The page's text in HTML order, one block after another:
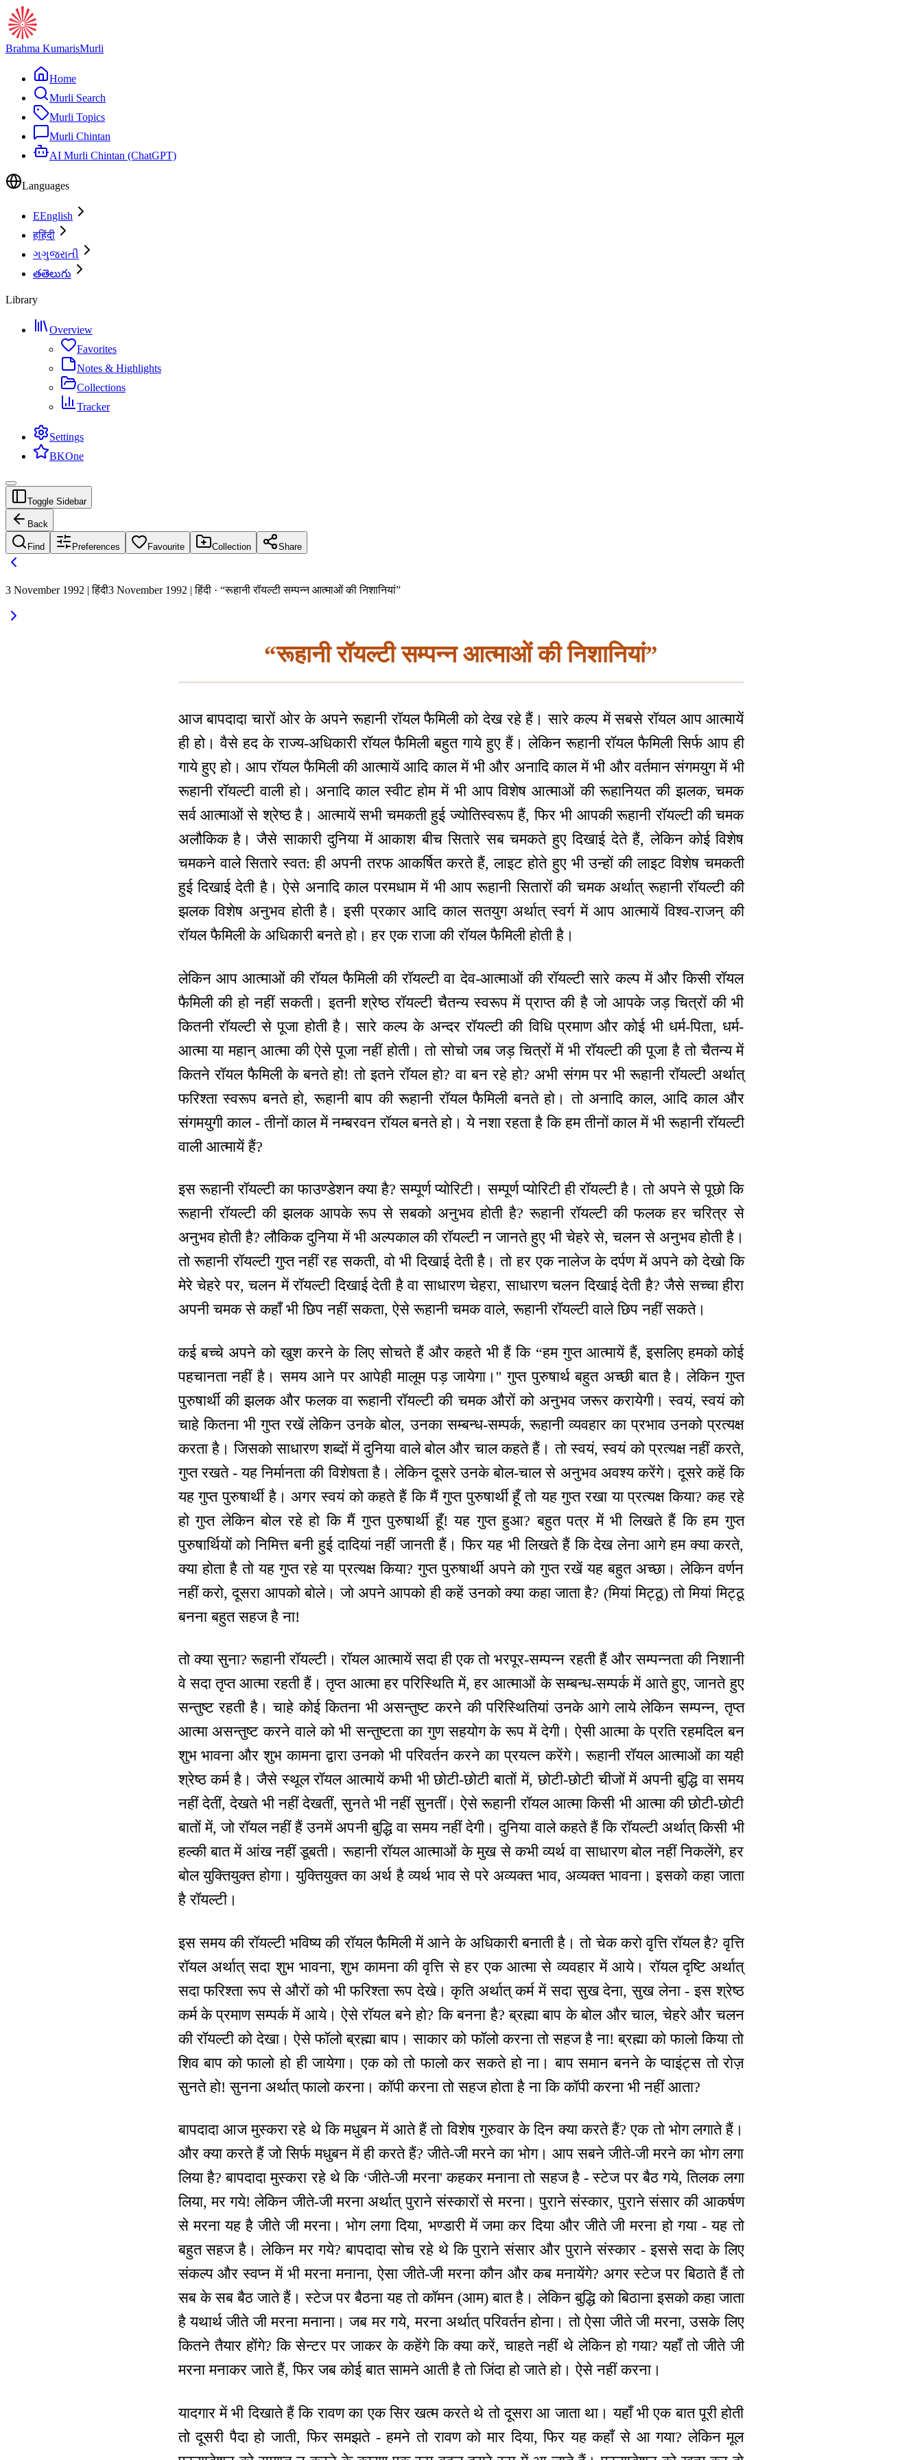
Brahma KumarisMurli
Home
Murli Search
Murli Topics
Murli Chintan
AI Murli Chintan (ChatGPT)
Languages
EEnglish
हहिंदी
ગગુજરાતી
తతెలుగు
Library
Overview
Favorites
Notes & Highlights
Collections
Tracker
Settings
BKOne
Toggle Sidebar
Back
Find Preferences Favourite Collection Share
3 November 1992 | हिंदी3 November 1992 | हिंदी · “रूहानी रॉयल्टी सम्पन्न आत्माओं की निशानियां”
“रूहानी रॉयल्टी सम्पन्न आत्माओं की निशानियां”
आज बापदादा चारों ओर के अपने रूहानी रॉयल फैमिली को देख रहे हैं। सारे कल्प में सबसे रॉयल आप आत्मायें
ही हो। वैसे हद के राज्य-अधिकारी रॉयल फैमिली बहुत गाये हुए हैं। लेकिन रूहानी रॉयल फैमिली सिर्फ आप ही
गाये हुए हो। आप रॉयल फैमिली की आत्मायें आदि काल में भी और अनादि काल में भी और वर्तमान संगमयुग में भी
रूहानी रॉयल्टी वाली हो। अनादि काल स्वीट होम में भी आप विशेष आत्माओं की रूहानियत की झलक, चमक
सर्व आत्माओं से श्रेष्ठ है। आत्मायें सभी चमकती हुई ज्योतिस्वरूप हैं, फिर भी आपकी रूहानी रॉयल्टी की चमक
अलौकिक है। जैसे साकारी दुनिया में आकाश बीच सितारे सब चमकते हुए दिखाई देते हैं, लेकिन कोई विशेष
चमकने वाले सितारे स्वत: ही अपनी तरफ आकर्षित करते हैं, लाइट होते हुए भी उन्हों की लाइट विशेष चमकती
हुई दिखाई देती है। ऐसे अनादि काल परमधाम में भी आप रूहानी सितारों की चमक अर्थात् रूहानी रॉयल्टी की
झलक विशेष अनुभव होती है। इसी प्रकार आदि काल सतयुग अर्थात् स्वर्ग में आप आत्मायें विश्व-राजन् की
रॉयल फैमिली के अधिकारी बनते हो। हर एक राजा की रॉयल फैमिली होती है।
लेकिन आप आत्माओं की रॉयल फैमिली की रॉयल्टी वा देव-आत्माओं की रॉयल्टी सारे कल्प में और किसी रॉयल
फैमिली की हो नहीं सकती। इतनी श्रेष्ठ रॉयल्टी चैतन्य स्वरूप में प्राप्त की है जो आपके जड़ चित्रों की भी
कितनी रॉयल्टी से पूजा होती है। सारे कल्प के अन्दर रॉयल्टी की विधि प्रमाण और कोई भी धर्म-पिता, धर्म-
आत्मा या महान् आत्मा की ऐसे पूजा नहीं होती। तो सोचो जब जड़ चित्रों में भी रॉयल्टी की पूजा है तो चैतन्य में
कितने रॉयल फैमिली के बनते हो! तो इतने रॉयल हो? वा बन रहे हो? अभी संगम पर भी रूहानी रॉयल्टी अर्थात्
फरिश्ता स्वरूप बनते हो, रूहानी बाप की रूहानी रॉयल फैमिली बनते हो। तो अनादि काल, आदि काल और
संगमयुगी काल - तीनों काल में नम्बरवन रॉयल बनते हो। ये नशा रहता है कि हम तीनों काल में भी रूहानी रॉयल्टी
वाली आत्मायें हैं?
इस रूहानी रॉयल्टी का फाउण्डेशन क्या है? सम्पूर्ण प्योरिटी। सम्पूर्ण प्योरिटी ही रॉयल्टी है। तो अपने से पूछो कि
रूहानी रॉयल्टी की झलक आपके रूप से सबको अनुभव होती है? रूहानी रॉयल्टी की फलक हर चरित्र से
अनुभव होती है? लौकिक दुनिया में भी अल्पकाल की रॉयल्टी न जानते हुए भी चेहरे से, चलन से अनुभव होती है।
तो रूहानी रॉयल्टी गुप्त नहीं रह सकती, वो भी दिखाई देती है। तो हर एक नालेज के दर्पण में अपने को देखो कि
मेरे चेहरे पर, चलन में रॉयल्टी दिखाई देती है वा साधारण चेहरा, साधारण चलन दिखाई देती है? जैसे सच्चा हीरा
अपनी चमक से कहाँ भी छिप नहीं सकता, ऐसे रूहानी चमक वाले, रूहानी रॉयल्टी वाले छिप नहीं सकते।
कई बच्चे अपने को खुश करने के लिए सोचते हैं और कहते भी हैं कि “हम गुप्त आत्मायें हैं, इसलिए हमको कोई
पहचानता नहीं है। समय आने पर आपेही मालूम पड़ जायेगा।'' गुप्त पुरुषार्थ बहुत अच्छी बात है। लेकिन गुप्त
पुरुषार्थी की झलक और फलक वा रूहानी रॉयल्टी की चमक औरों को अनुभव जरूर करायेगी। स्वयं, स्वयं को
चाहे कितना भी गुप्त रखें लेकिन उनके बोल, उनका सम्बन्ध-सम्पर्क, रूहानी व्यवहार का प्रभाव उनको प्रत्यक्ष
करता है। जिसको साधारण शब्दों में दुनिया वाले बोल और चाल कहते हैं। तो स्वयं, स्वयं को प्रत्यक्ष नहीं करते,
गुप्त रखते - यह निर्मानता की विशेषता है। लेकिन दूसरे उनके बोल-चाल से अनुभव अवश्य करेंगे। दूसरे कहें कि
यह गुप्त पुरुषार्थी है। अगर स्वयं को कहते हैं कि मैं गुप्त पुरुषार्थी हूँ तो यह गुप्त रखा या प्रत्यक्ष किया? कह रहे
हो गुप्त लेकिन बोल रहे हो कि मैं गुप्त पुरुषार्थी हूँ! यह गुप्त हुआ? बहुत पत्र में भी लिखते हैं कि हम गुप्त
पुरुषार्थियों को निमित्त बनी हुई दादियां नहीं जानती हैं। फिर यह भी लिखते हैं कि देख लेना आगे हम क्या करते,
क्या होता है तो यह गुप्त रहे या प्रत्यक्ष किया? गुप्त पुरुषार्थी अपने को गुप्त रखें यह बहुत अच्छा। लेकिन वर्णन
नहीं करो, दूसरा आपको बोले। जो अपने आपको ही कहें उनको क्या कहा जाता है? (मियां मिट्ठू) तो मियां मिट्ठू
बनना बहुत सहज है ना!
तो क्या सुना? रूहानी रॉयल्टी। रॉयल आत्मायें सदा ही एक तो भरपूर-सम्पन्न रहती हैं और सम्पन्नता की निशानी
वे सदा तृप्त आत्मा रहती हैं। तृप्त आत्मा हर परिस्थिति में, हर आत्माओं के सम्बन्ध-सम्पर्क में आते हुए, जानते हुए
सन्तुष्ट रहती है। चाहे कोई कितना भी असन्तुष्ट करने की परिस्थितियां उनके आगे लाये लेकिन सम्पन्न, तृप्त
आत्मा असन्तुष्ट करने वाले को भी सन्तुष्टता का गुण सहयोग के रूप में देगी। ऐसी आत्मा के प्रति रहमदिल बन
शुभ भावना और शुभ कामना द्वारा उनको भी परिवर्तन करने का प्रयत्न करेंगे। रूहानी रॉयल आत्माओं का यही
श्रेष्ठ कर्म है। जैसे स्थूल रॉयल आत्मायें कभी भी छोटी-छोटी बातों में, छोटी-छोटी चीजों में अपनी बुद्धि वा समय
नहीं देतीं, देखते भी नहीं देखतीं, सुनते भी नहीं सुनतीं। ऐसे रूहानी रॉयल आत्मा किसी भी आत्मा की छोटी-छोटी
बातों में, जो रॉयल नहीं हैं उनमें अपनी बुद्धि वा समय नहीं देगी। दुनिया वाले कहते हैं कि रॉयल्टी अर्थात् किसी भी
हल्की बात में आंख नहीं डूबती। रूहानी रॉयल आत्माओं के मुख से कभी व्यर्थ वा साधारण बोल नहीं निकलेंगे, हर
बोल युक्तियुक्त होगा। युक्तियुक्त का अर्थ है व्यर्थ भाव से परे अव्यक्त भाव, अव्यक्त भावना। इसको कहा जाता
है रॉयल्टी।
इस समय की रॉयल्टी भविष्य की रॉयल फैमिली में आने के अधिकारी बनाती है। तो चेक करो वृत्ति रॉयल है? वृत्ति
रॉयल अर्थात् सदा शुभ भावना, शुभ कामना की वृत्ति से हर एक आत्मा से व्यवहार में आये। रॉयल दृष्टि अर्थात्
सदा फरिश्ता रूप से औरों को भी फरिश्ता रूप देखे। कृति अर्थात् कर्म में सदा सुख देना, सुख लेना - इस श्रेष्ठ
कर्म के प्रमाण सम्पर्क में आये। ऐसे रॉयल बने हो? कि बनना है? ब्रह्मा बाप के बोल और चाल, चेहरे और चलन
की रॉयल्टी को देखा। ऐसे फॉलो ब्रह्मा बाप। साकार को फॉलो करना तो सहज है ना! ब्रह्मा को फालो किया तो
शिव बाप को फालो हो ही जायेगा। एक को तो फालो कर सकते हो ना। बाप समान बनने के प्वाइंट्स तो रोज़
सुनते हो! सुनना अर्थात् फालो करना। कॉपी करना तो सहज होता है ना कि कॉपी करना भी नहीं आता?
बापदादा आज मुस्करा रहे थे कि मधुबन में आते हैं तो विशेष गुरुवार के दिन क्या करते हैं? एक तो भोग लगाते हैं।
और क्या करते हैं जो सिर्फ मधुबन में ही करते हैं? जीते-जी मरने का भोग। आप सबने जीते-जी मरने का भोग लगा
लिया है? बापदादा मुस्करा रहे थे कि ‘जीते-जी मरना' कहकर मनाना तो सहज है - स्टेज पर बैठ गये, तिलक लगा
लिया, मर गये! लेकिन जीते-जी मरना अर्थात् पुराने संस्कारों से मरना। पुराने संस्कार, पुराने संसार की आकर्षण
से मरना यह है जीते जी मरना। भोग लगा दिया, भण्डारी में जमा कर दिया और जीते जी मरना हो गया - यह तो
बहुत सहज है। लेकिन मर गये? बापदादा सोच रहे थे कि पुराने संसार और पुराने संस्कार - इससे सदा के लिए
संकल्प और स्वप्न में भी मरना मनाना, ऐसा जीते-जी मरना कौन और कब मनायेंगे? अगर स्टेज पर बिठाते हैं तो
सब के सब बैठ जाते हैं। स्टेज पर बैठना यह तो कॉमन (आम) बात है। लेकिन बुद्धि को बिठाना इसको कहा जाता
है यथार्थ जीते जी मरना मनाना। जब मर गये, मरना अर्थात् परिवर्तन होना। तो ऐसा जीते जी मरना, उसके लिए
कितने तैयार होंगे? कि सेन्टर पर जाकर के कहेंगे कि क्या करें, चाहते नहीं थे लेकिन हो गया? यहाँ तो जीते जी
मरना मनाकर जाते हैं, फिर जब कोई बात सामने आती है तो जिंदा हो जाते हो। ऐसे नहीं करना।
यादगार में भी दिखाते हैं कि रावण का एक सिर खत्म करते थे तो दूसरा आ जाता था। यहाँ भी एक बात पूरी होती
तो दूसरी पैदा हो जाती, फिर समझते - हमने तो रावण को मार दिया, फिर यह कहाँ से आ गया? लेकिन मूल